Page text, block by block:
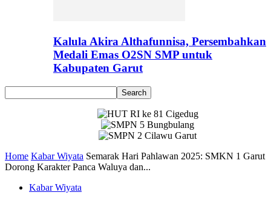
Kalula Akira Althafunnisa, Persembahkan
Medali Emas O2SN SMP untuk
Kabupaten Garut
Home Kabar Wiyata Semarak Hari Pahlawan 2025: SMKN 1 Garut
Dorong Karakter Panca Waluya dan...
Kabar Wiyata